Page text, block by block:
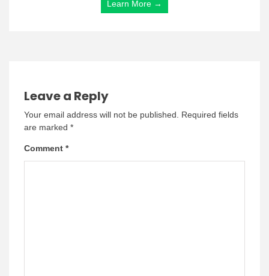
Learn More →
Leave a Reply
Your email address will not be published.
Required fields
are marked *
Comment *